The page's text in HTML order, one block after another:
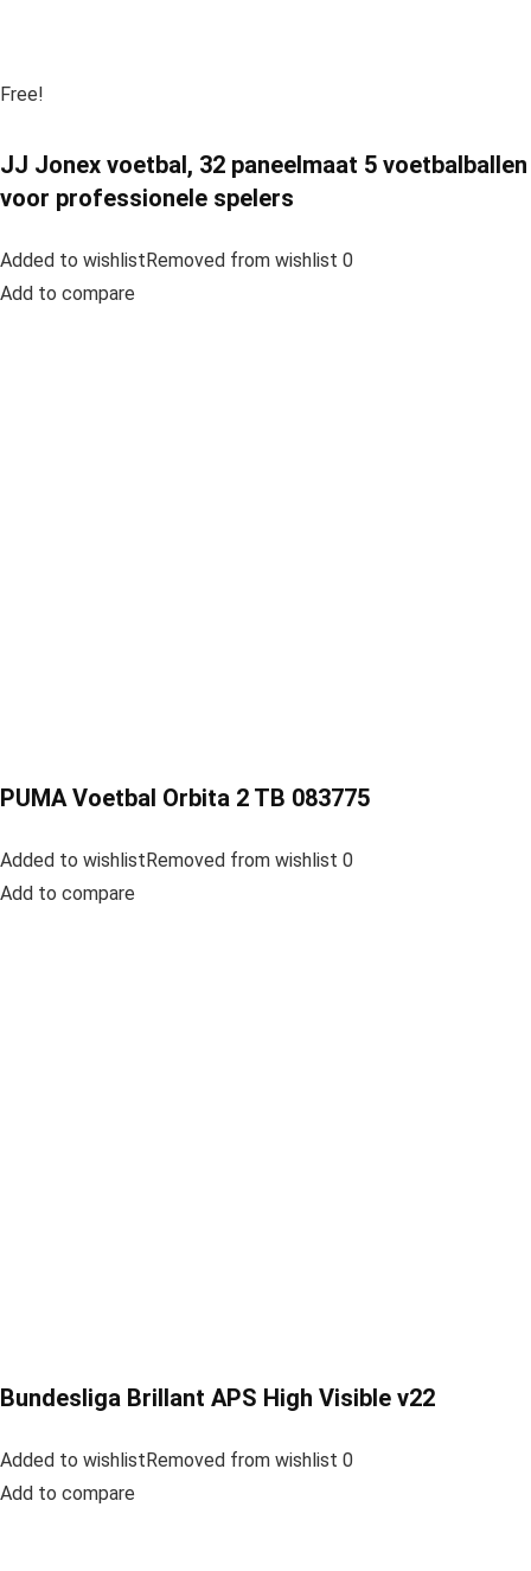
Free!
JJ Jonex voetbal, 32 paneelmaat 5 voetbalballen
voor professionele spelers
Added to wishlistRemoved from wishlist 0
Add to compare
PUMA Voetbal Orbita 2 TB 083775
Added to wishlistRemoved from wishlist 0
Add to compare
Bundesliga Brillant APS High Visible v22
Added to wishlistRemoved from wishlist 0
Add to compare